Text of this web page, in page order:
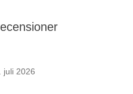
juli 2026